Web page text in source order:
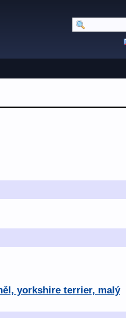
yorkshire terrier, malý